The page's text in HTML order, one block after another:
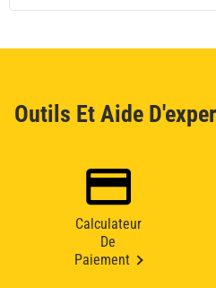
Outils Et Aide
Calculateur
De
Paiement